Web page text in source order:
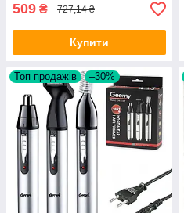
509 ₴ 727,14 ₴
Купити
Топ продажів –30%